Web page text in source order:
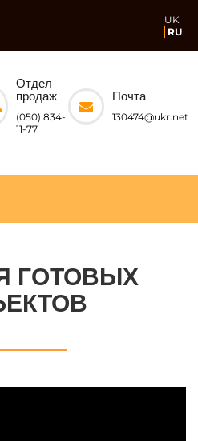
UK
RU
Отдел
продаж
(050) 834-
11-77
Почта
130474@ukr.net
ГОТОВЫХ